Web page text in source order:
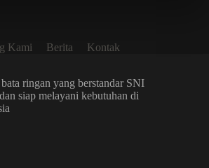
Kami Berita
Kontak
ringan yang berstandar SNI
siap melayani kebutuhan di